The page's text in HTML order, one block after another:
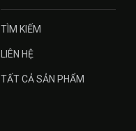
TÌM KIẾM
LIÊN HỆ
TẤT CẢ SẢN PHẨM